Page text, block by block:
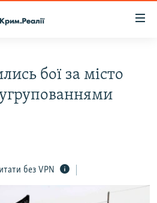
бої за місто
без VPN